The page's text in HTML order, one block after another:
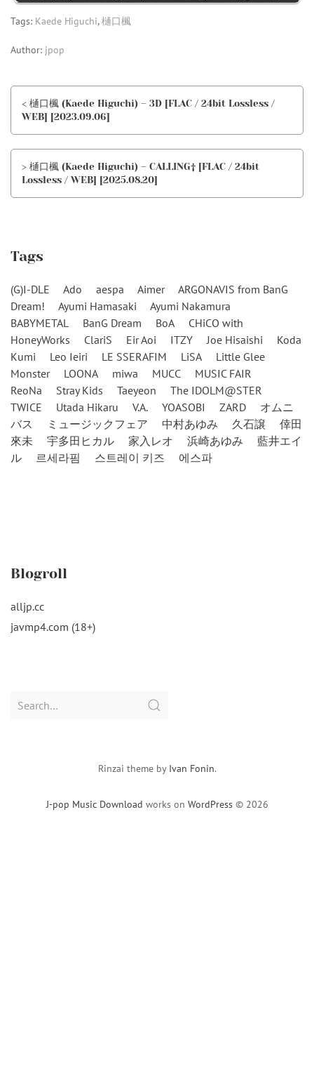
Tags: Kaede Higuchi,樋口楓
Author: jpop
< 樋口楓 (Kaede Higuchi) – 3D [FLAC / 24bit Lossless /
WEB] [2023.09.06]
> 樋口楓 (Kaede Higuchi) – CALLING† [FLAC / 24bit
Lossless / WEB] [2025.08.20]
Tags
(G)I-DLE Ado aespa Aimer
ARGONAVIS from BanG
Dream!
Ayumi Hamasaki
Ayumi Nakamura
BABYMETAL
BanG Dream BoA
CHiCO with
HoneyWorks
ClariS Eir Aoi ITZY Joe Hisaishi
Koda
Kumi
Leo Ieiri LE SSERAFIM LiSA
Little Glee
Monster
LOONA miwa MUCC
MUSIC FAIR
ReoNa
Stray Kids Taeyeon
The IDOLM@STER
TWICE
Utada Hikaru V.A. YOASOBI ZARD
オムニ
バス
ミュージックフェア 中村あゆみ 久石譲
倖田
來未
宇多田ヒカル 家入レオ 浜崎あゆみ
藍井エイ
ル
르세라핌 스트레이 키즈 에스파
Blogroll
alljp.cc
javmp4.com (18+)
Search
J-pop Music Download works on WordPress © 2026
Rinzai theme by Ivan Fonin.